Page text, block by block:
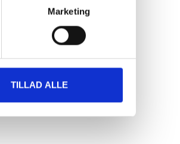
Marketing
TILLAD ALLE